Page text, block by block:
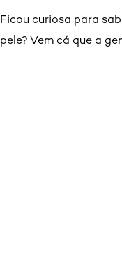
Ficou curiosa para
pele? Vem cá que a